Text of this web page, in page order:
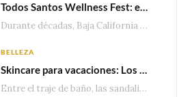
Todos Santos Wellness Fest: el evento de bienestar que está transformando a Baja California Sur en un nuevo referente para el turismo wellness
Durante décadas, Baja California Sur ha sido reconocido por sus playas, hoteles de lujo y…
BELLEZA
Skincare para vacaciones: Los do’s and dont’s para cuidar tu piel
Entre el traje de baño, las sandalias, los lentes de sol y los looks que…